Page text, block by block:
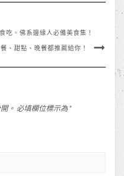
吃。佛系邊緣人必備美食集！
、甜點、晚餐都推薦給你！
。 必填欄位標示為 *